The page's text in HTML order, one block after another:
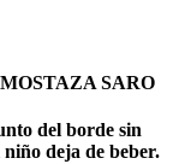
SARO
del borde sin
deja de beber.